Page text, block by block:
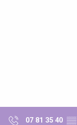
07 81 35 40 ▒▒